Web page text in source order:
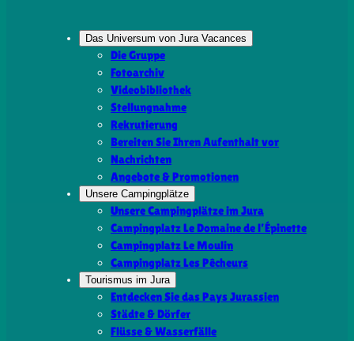
Das Universum von Jura Vacances
Die Gruppe
Fotoarchiv
Videobibliothek
Stellungnahme
Rekrutierung
Bereiten Sie Ihren Aufenthalt vor
Nachrichten
Angebote & Promotionen
Unsere Campingplätze
Unsere Campingplätze im Jura
Campingplatz Le Domaine de l’Épinette
Campingplatz Le Moulin
Campingplatz Les Pêcheurs
Tourismus im Jura
Entdecken Sie das Pays Jurassien
Städte & Dörfer
Flüsse & Wasserfälle